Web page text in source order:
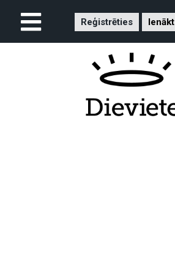
Reģistrēties Ienākt